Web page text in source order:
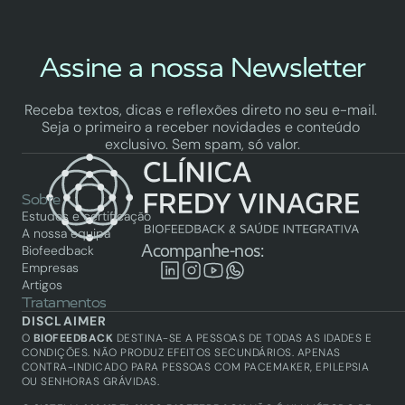
Assine a nossa Newsletter
Receba textos, dicas e reflexões direto no seu e-mail.
Seja o primeiro a receber novidades e conteúdo
exclusivo. Sem spam, só valor.
Acompanhe-nos:
Sobre
Estudos e certificação
A nossa equipa
Biofeedback
Empresas
Artigos
Tratamentos
Biofeedback
Saúde integrativa
Academy
Biofeedback
Técnicos certificados
DISCLAIMER
O BIOFEEDBACK DESTINA-SE A PESSOAS DE TODAS AS IDADES E
CONDIÇÕES. NÃO PRODUZ EFEITOS SECUNDÁRIOS. APENAS
CONTRA-INDICADO PARA PESSOAS COM PACEMAKER, EPILEPSIA
OU SENHORAS GRÁVIDAS.